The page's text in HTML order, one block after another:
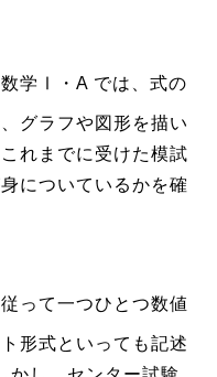
学Ⅰ・A では、式の
グラフや図形を描い
れまでに受けた模試
についているかを確
って一つひとつ数値
形式といっても記述